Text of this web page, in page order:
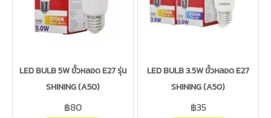
LED BULB 5W ขั้วหลอด E27 รุ่น
SHINING (A50)
฿80
LED BULB 3.5W ขั้วหลอด E27
SHINING (A50)
฿35